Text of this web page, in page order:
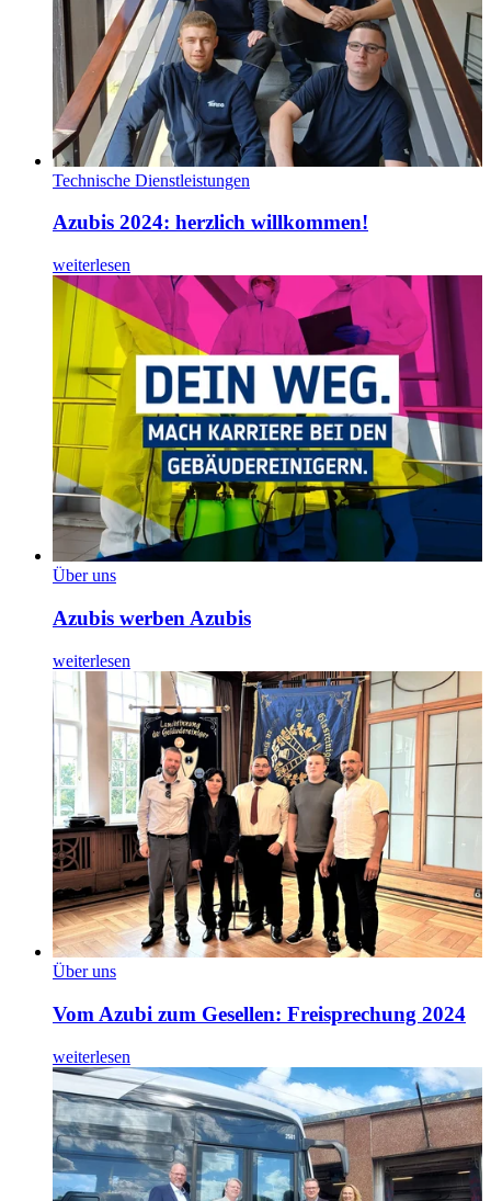
Technische Dienstleistungen
Azubis 2024: herzlich willkommen!
weiterlesen
Über uns
Azubis werben Azubis
weiterlesen
Über uns
Vom Azubi zum Gesellen: Freisprechung 2024
weiterlesen